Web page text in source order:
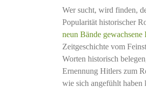
Wer sucht, wird finden,
Popularität historischer
neun Bände
Zeitgeschichte vom
Worten historisch
Ernennung Hitlers zum
wie sich angefühlt haben